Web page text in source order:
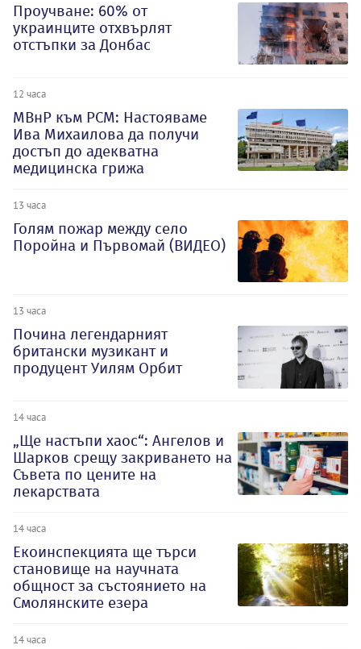
Проучване: 60% от
украинците отхвърлят
отстъпки за Донбас
12 часа
МВнР към РСМ: Настояваме
Ива Михаилова да получи
достъп до адекватна
медицинска грижа
13 часа
Голям пожар между село
Поройна и Първомай (ВИДЕО)
13 часа
Почина легендарният
британски музикант и
продуцент Уилям Орбит
14 часа
„Ще настъпи хаос“: Ангелов и
Шарков срещу закриването на
Съвета по цените на
лекарствата
14 часа
Екоинспекцията ще търси
становище на научната
общност за състоянието на
Смолянските езера
14 часа